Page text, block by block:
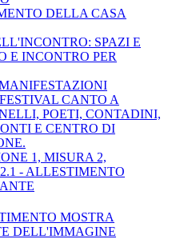
DELLA CASA
SPAZI E
E INCONTRO PER
CANTO A
POETI, CONTADINI,
E CENTRO DI
1, MISURA 2,
- ALLESTIMENTO
MOSTRA
DELL'IMMAGINE